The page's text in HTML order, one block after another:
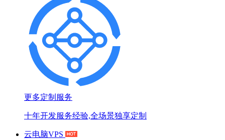
更多定制服务
十年开发服务经验,全场景独享定制
云电脑VPS